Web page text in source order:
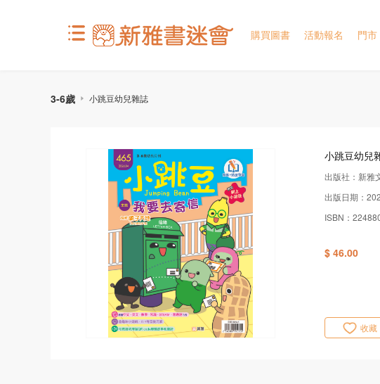
3-6歲 小跳豆幼兒雜誌
小跳豆幼兒
出版社：新雅
出版日期：
ISBN：
$ 46.00
收藏
購買圖書 活動報名 門市